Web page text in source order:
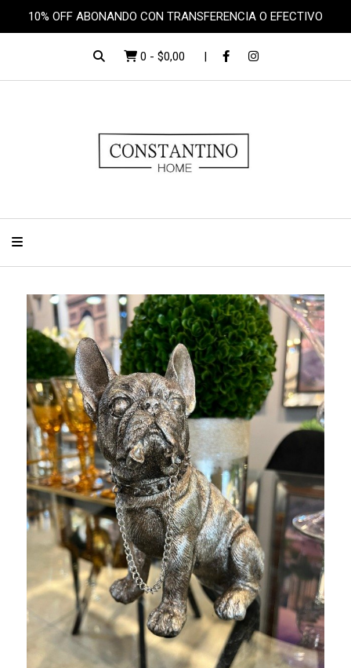
10% OFF ABONANDO CON TRANSFERENCIA O EFECTIVO
0 - $0,00